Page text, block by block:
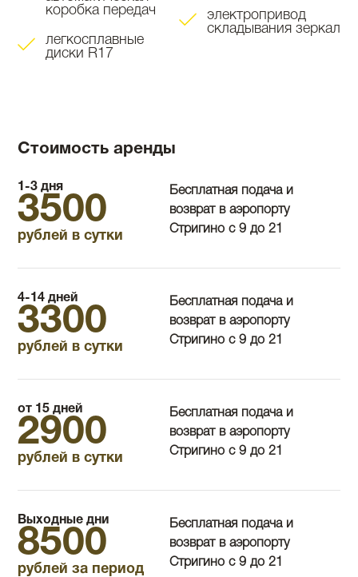
коробка передач
легкосплавные
диски R17
электропривод
складывания зеркал
Стоимость аренды
1-3 дня
3500
рублей в сутки
Бесплатная подача и
возврат в аэропорту
Стригино с 9 до 21
4-14 дней
3300
рублей в сутки
Бесплатная подача и
возврат в аэропорту
Стригино с 9 до 21
от 15 дней
2900
рублей в сутки
Бесплатная подача и
возврат в аэропорту
Стригино с 9 до 21
Выходные дни
8500
рублей за период
Бесплатная подача и
возврат в аэропорту
Стригино с 9 до 21